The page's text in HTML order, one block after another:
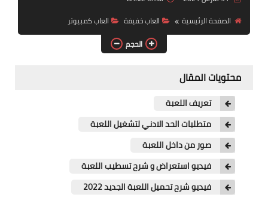
العاب pes
الصفحة الرئيسية
العاب خفيفة
العاب كمبيوتر
الحجم
محتويات المقال
تعريف اللعبة
متطلبات الحد الادني لتشغيل اللعبة
صور من داخل اللعبة
فيديو استعراض و شرح تسطيب اللعبة
فيديو شرح تحميل اللعبة الجديد 2022